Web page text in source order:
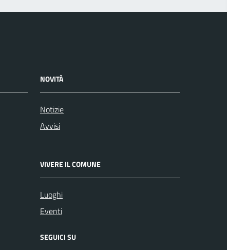
NOVITÀ
Notizie
Avvisi
VIVERE IL COMUNE
Luoghi
Eventi
SEGUICI SU